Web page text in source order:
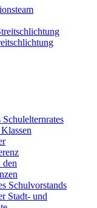
Schulelternrates
Schulvorstands
Stadt- und